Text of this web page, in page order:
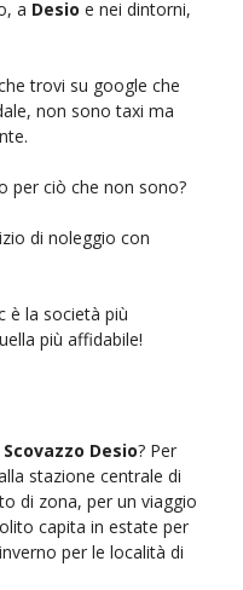
a Desio e nei dintorni,
trovi su google che
non sono taxi ma
per ciò che non sono?
di noleggio con
è la società più
più affidabile!
Desio? Per
stazione centrale di
di zona, per un viaggio
capita in estate per
per le località di